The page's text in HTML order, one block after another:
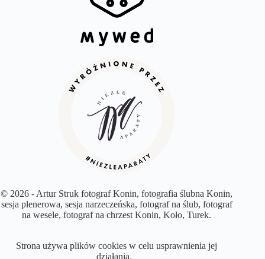
© 2026 - Artur Struk fotograf Konin, fotografia ślubna Konin,
sesja plenerowa, sesja narzeczeńska, fotograf na ślub, fotograf
na wesele, fotograf na chrzest Konin, Koło, Turek.
Strona używa plików cookies w celu usprawnienia jej
działania.